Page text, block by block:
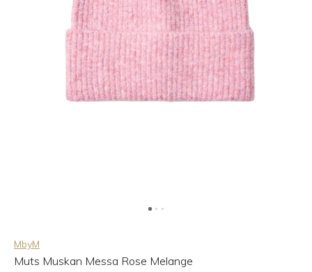
MbyM
Muts Muskan Messa Rose Melange